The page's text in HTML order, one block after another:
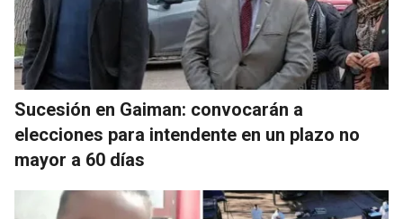
Sucesión en Gaiman: convocarán a
elecciones para intendente en un plazo no
mayor a 60 días